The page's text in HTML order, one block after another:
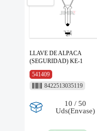
LLAVE DE ALPACA
(SEGURIDAD) KE-1
541409
8422513035119
10 / 50
Uds(Envase)